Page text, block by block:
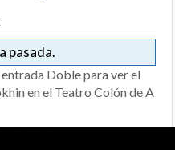
pasada.
entrada Doble para ver el
en el Teatro Colón de A